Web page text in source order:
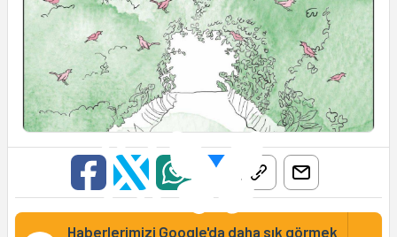
Haberlerimizi Google'da daha sık görmek